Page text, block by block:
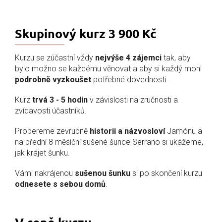
Skupinový kurz 3 900 Kč
Kurzu se zúčastní vždy nejvýše 4 zájemci tak, aby
bylo možno se každému věnovat a aby si každý mohl
podrobně vyzkoušet potřebné dovednosti.
Kurz trvá 3 - 5 hodin v závislosti na zručnosti a
zvídavosti účastníků.
Probereme zevrubně historii a názvoslovíJamónu a
na přední 8 měsíční sušené šunce Serrano si ukážeme,
jak krájet šunku.
Vámi nakrájenou sušenou šunku si po skončení kurzu
odnesete s sebou domů.